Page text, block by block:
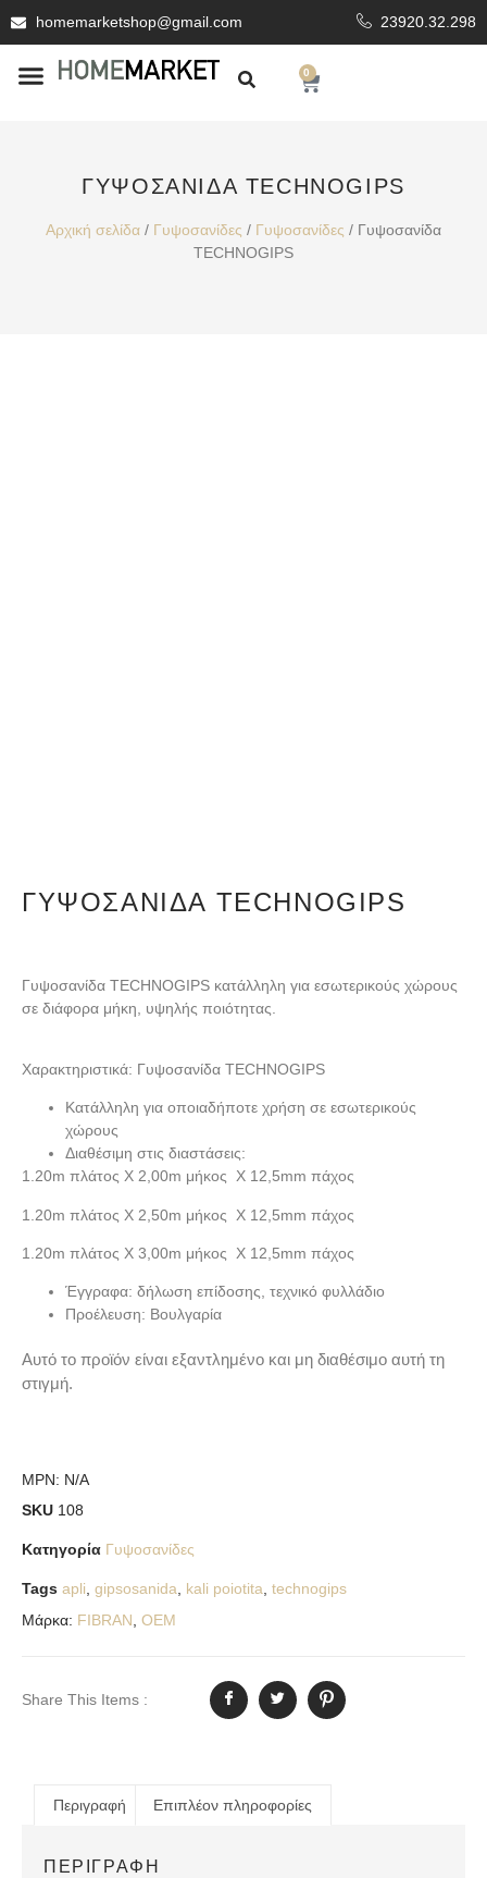
homemarketshop@gmail.com 23920.32.298
0
ΓΥΨΟΣΑΝΊΔΑ TECHNOGIPS
Αρχική σελίδα / Γυψοσανίδες / Γυψοσανίδες / Γυψοσανίδα
TECHNOGIPS
ΓΥΨΟΣΑΝΊΔΑ TECHNOGIPS
Γυψοσανίδα TECHNOGIPS κατάλληλη για εσωτερικούς χώρους
σε διάφορα μήκη, υψηλής ποιότητας.
Χαρακτηριστικά: Γυψοσανίδα TECHNOGIPS
Κατάλληλη για οποιαδήποτε χρήση σε εσωτερικούς
χώρους
Διαθέσιμη στις διαστάσεις:
1.20m πλάτος Χ 2,00m μήκος Χ 12,5mm πάχος
1.20m πλάτος Χ 2,50m μήκος Χ 12,5mm πάχος
1.20m πλάτος Χ 3,00m μήκος Χ 12,5mm πάχος
Έγγραφα: δήλωση επίδοσης, τεχνικό φυλλάδιο
Προέλευση: Βουλγαρία
Αυτό το προϊόν είναι εξαντλημένο και μη διαθέσιμο αυτή τη
στιγμή.
MPN: N/A
SKU 108
Κατηγορία Γυψοσανίδες
Tags apli, gipsosanida, kali poiotita, technogips
Μάρκα: FIBRAN OEM
Share This Items :
Περιγραφή Επιπλέον πληροφορίες
ΠΕΡΙΓΡΑΦΉ